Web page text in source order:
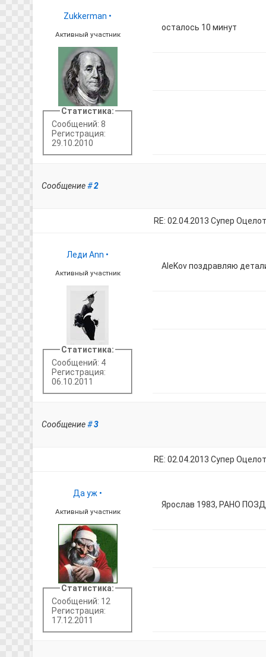
Zukkerman •
Активный участник
Статистика:
Сообщений: 8
Регистрация:
29.10.2010
осталось 10 минут
Сообщение#2
RE: 02.04.2013 Супер
Леди Ann •
Активный участник
Статистика:
Сообщений: 4
Регистрация:
06.10.2011
AleKov поздравляю
Сообщение#3
RE: 02.04.2013 Супер
Да уж •
Активный участник
Статистика:
Сообщений: 12
Регистрация:
17.12.2011
Ярослав 1983, РАНО